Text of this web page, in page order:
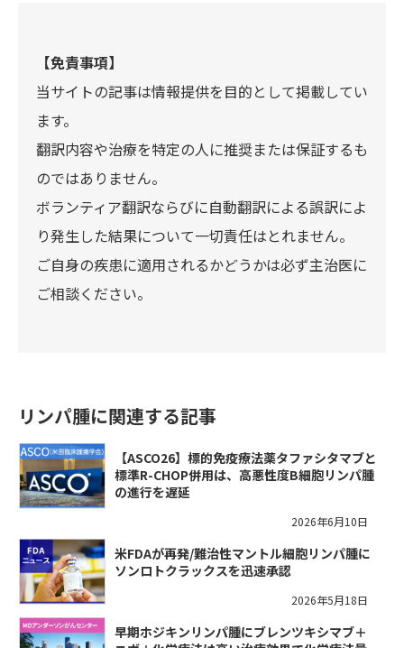
【免責事項】
当サイトの記事は情報提供を目的として掲載してい
ます。
翻訳内容や治療を特定の人に推奨または保証するも
のではありません。
ボランティア翻訳ならびに自動翻訳による誤訳によ
り発生した結果について一切責任はとれません。
ご自身の疾患に適用されるかどうかは必ず主治医に
ご相談ください。
リンパ腫に関連する記事
【ASCO26】標的免疫療法薬タファシタマブと
標準R-CHOP併用は、高悪性度B細胞リンパ腫
の進行を遅延
2026年6月10日
米FDAが再発/難治性マントル細胞リンパ腫に
ソンロトクラックスを迅速承認
2026年5月18日
早期ホジキンリンパ腫にブレンツキシマブ＋